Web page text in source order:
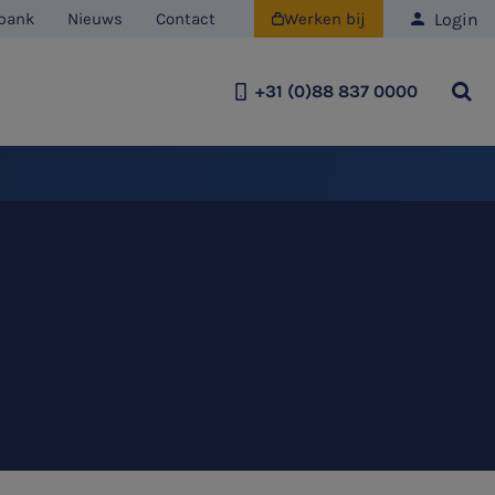
Nieuws Contact Werken bij Login
+31 (0)88 837 0000 